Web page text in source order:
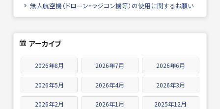
無人航空機（ドローン・ラジコン機等）の使用に関するお願い
アーカイブ
2026年8月 2026年7月 2026年6月
2026年5月 2026年4月 2026年3月
2026年2月 2026年1月 2025年12月